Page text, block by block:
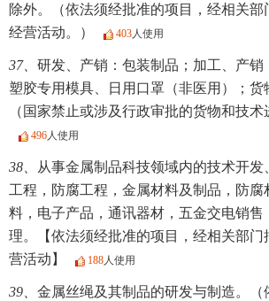
除外。（依法须经批准的项目，经相关部
经营活动。）
403人使用
37、 研发、产销：包装制品；加工、产销
塑胶专用模具、日用口罩（非医用）；货
（国家禁止或涉及行政审批的货物和技术
496人使用
38、
从事金属制品科技领域内的技术开
工程，防腐工程，金属材料及制品，防腐
料，电子产品，通讯器材，五金交电销售
理。【依法须经批准的项目，经相关部门
营活动】
188人使用
39、 金属丝绳及其制品的研发与制造。（